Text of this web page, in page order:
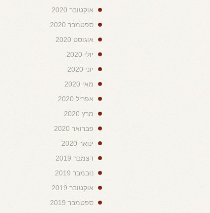
אוקטובר 2020
ספטמבר 2020
אוגוסט 2020
יולי 2020
יוני 2020
מאי 2020
אפריל 2020
מרץ 2020
פברואר 2020
ינואר 2020
דצמבר 2019
נובמבר 2019
אוקטובר 2019
ספטמבר 2019